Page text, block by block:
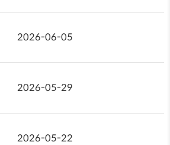
2026-06-05
2026-05-29
2026-05-22